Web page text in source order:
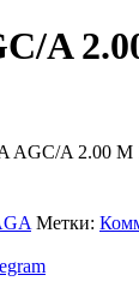
A
AGC/A 2.00 M
Метки: